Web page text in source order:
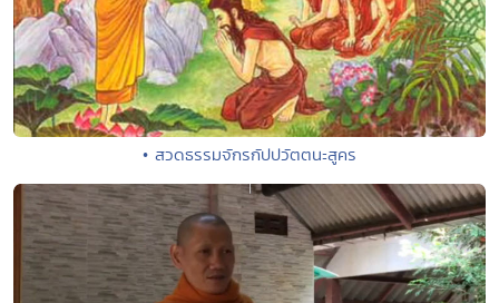
• สวดธรรมจักรกัปปวัตตนะสูคร